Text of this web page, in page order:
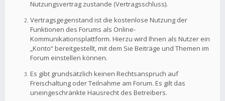
Nutzungsvertrag zustande (Vertragsschluss).
Vertragsgegenstand ist die kostenlose Nutzung der
Funktionen des Forums als Online-
Kommunikationsplattform. Hierzu wird Ihnen als Nutzer ein
„Konto“ bereitgestellt, mit dem Sie Beiträge und Themen im
Forum einstellen können.
Es gibt grundsätzlich keinen Rechtsanspruch auf
Freischaltung oder Teilnahme am Forum. Es gilt das
uneingeschränkte Hausrecht des Betreibers.